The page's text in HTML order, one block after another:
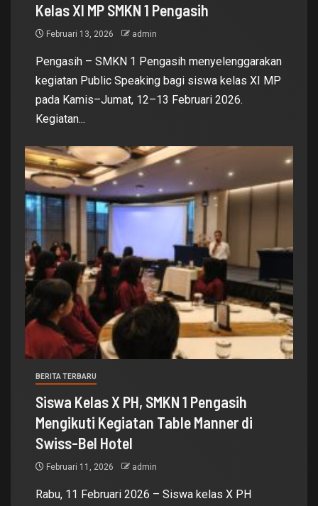
Kelas XI MP SMKN 1 Pengasih
Februari 13, 2026 admin
Pengasih – SMKN 1 Pengasih menyelenggarakan
kegiatan Public Speaking bagi siswa kelas XI MP
pada Kamis–Jumat, 12–13 Februari 2026.
Kegiatan...
BERITA TERBARU
Siswa Kelas X PH, SMKN 1 Pengasih
Mengikuti Kegiatan Table Manner di
Swiss-Bel Hotel
Februari 11, 2026 admin
Rabu, 11 Februari 2026 – Siswa kelas X PH